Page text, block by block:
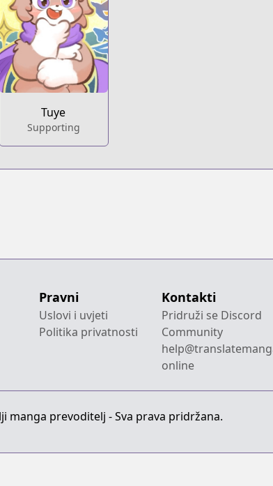
Tuye
Supporting
Pravni
Uslovi i uvjeti
Politika privatnosti
Kontakti
Pridruži se Discord
Community
online
manga prevoditelj - Sva prava pridržana.